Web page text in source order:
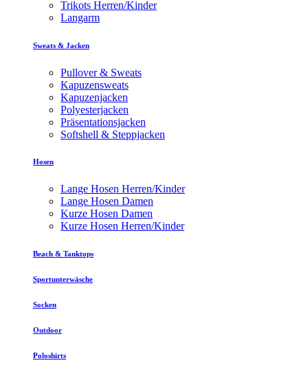
Trikots Herren/Kinder
Langarm
Sweats & Jacken
Pullover & Sweats
Kapuzensweats
Kapuzenjacken
Polyesterjacken
Präsentationsjacken
Softshell & Steppjacken
Hosen
Lange Hosen Herren/Kinder
Lange Hosen Damen
Kurze Hosen Damen
Kurze Hosen Herren/Kinder
Beach & Tanktops
Sportunterwäsche
Socken
Outdoor
Poloshirts